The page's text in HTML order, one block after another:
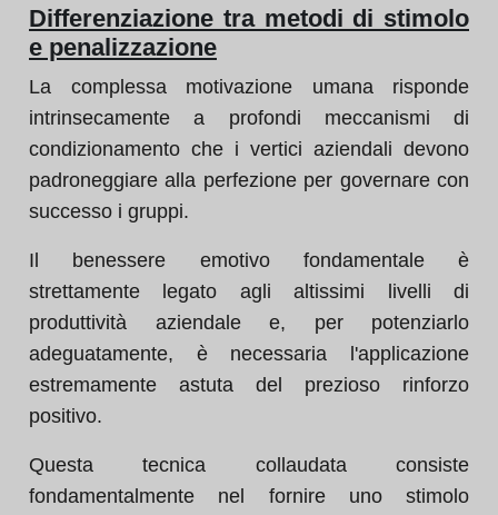
Differenziazione tra metodi di stimolo
e penalizzazione
La complessa motivazione umana risponde
intrinsecamente a profondi meccanismi di
condizionamento che i vertici aziendali devono
padroneggiare alla perfezione per governare con
successo i gruppi.
Il benessere emotivo fondamentale è
strettamente legato agli altissimi livelli di
produttività aziendale e, per potenziarlo
adeguatamente, è necessaria l'applicazione
estremamente astuta del prezioso rinforzo
positivo.
Questa tecnica collaudata consiste
fondamentalmente nel fornire uno stimolo